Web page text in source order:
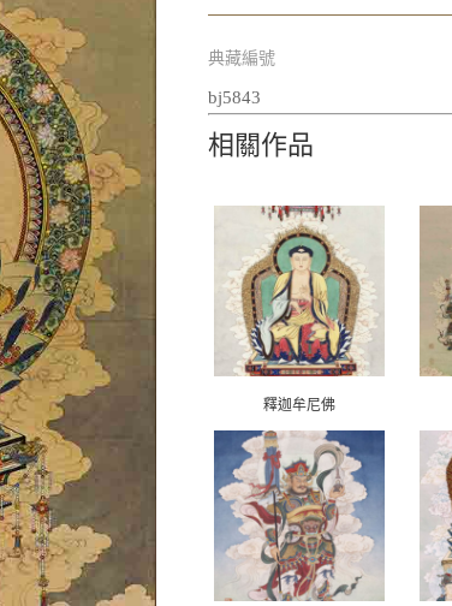
典藏編號
bj5843
相關作品
釋迦牟尼佛